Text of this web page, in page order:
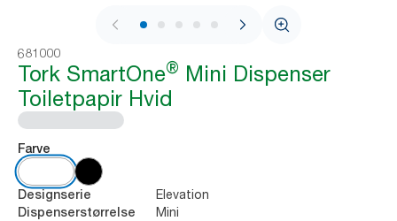
1 / 9
681000
Tork SmartOne® Mini Dispenser
Toiletpapir Hvid
Farve
Designserie Elevation
Dispenserstørrelse Mini